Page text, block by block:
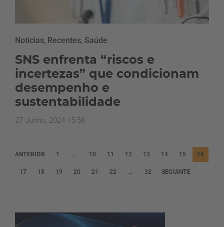
Notícias, Recentes, Saúde
SNS enfrenta “riscos e
incertezas” que condicionam
desempenho e
sustentabilidade
27 Junho, 2024 15:56
P
a
n
ANTERIOR 1 … 10 11 12 13 14 15 16
17 18 19 20 21 22 … 32 SEGUINTE